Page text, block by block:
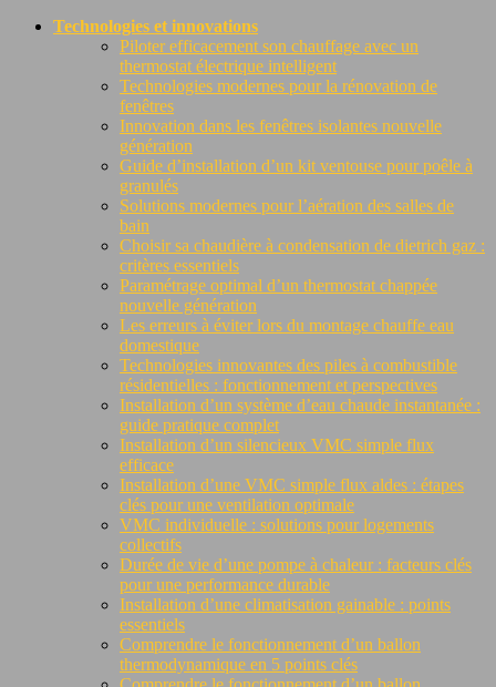
Technologies et innovations
Piloter efficacement son chauffage avec un
thermostat électrique intelligent
Technologies modernes pour la rénovation de
fenêtres
Innovation dans les fenêtres isolantes nouvelle
génération
Guide d’installation d’un kit ventouse pour poêle à
granulés
Solutions modernes pour l’aération des salles de
bain
Choisir sa chaudière à condensation de dietrich gaz :
critères essentiels
Paramétrage optimal d’un thermostat chappée
nouvelle génération
Les erreurs à éviter lors du montage chauffe eau
domestique
Technologies innovantes des piles à combustible
résidentielles : fonctionnement et perspectives
Installation d’un système d’eau chaude instantanée :
guide pratique complet
Installation d’un silencieux VMC simple flux
efficace
Installation d’une VMC simple flux aldes : étapes
clés pour une ventilation optimale
VMC individuelle : solutions pour logements
collectifs
Durée de vie d’une pompe à chaleur : facteurs clés
pour une performance durable
Installation d’une climatisation gainable : points
essentiels
Comprendre le fonctionnement d’un ballon
thermodynamique en 5 points clés